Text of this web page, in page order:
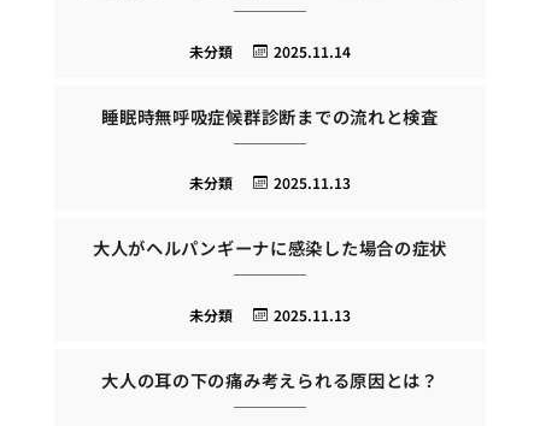
2025.11.14
未分類
睡眠時無呼吸症候群診断までの流れと検査
2025.11.13
未分類
大人がヘルパンギーナに感染した場合の症状
2025.11.13
未分類
大人の耳の下の痛み考えられる原因とは？